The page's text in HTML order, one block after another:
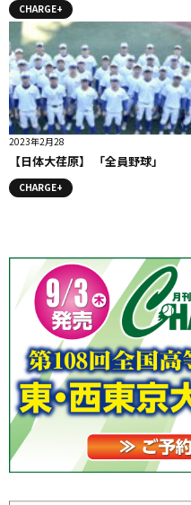
CHARGE+
2023年2月28
【日体大荏原】 「全員野球」
CHARGE+